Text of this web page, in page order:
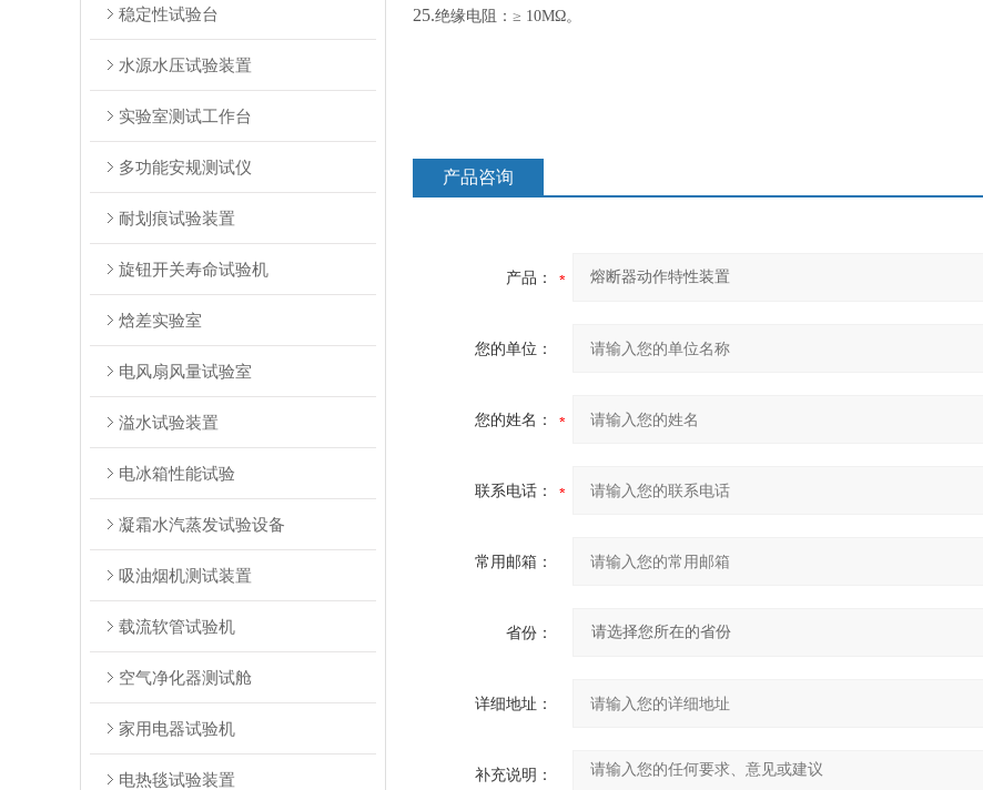
稳定性试验台
水源水压试验装置
实验室测试工作台
多功能安规测试仪
耐划痕试验装置
旋钮开关寿命试验机
焓差实验室
电风扇风量试验室
溢水试验装置
电冰箱性能试验
凝霜水汽蒸发试验设备
吸油烟机测试装置
载流软管试验机
空气净化器测试舱
家用电器试验机
电热毯试验装置
25.绝缘电阻： ≥ 10MΩ。
产品咨询
产品：
您的单位：
您的姓名：
联系电话：
常用邮箱：
省份：
详细地址：
补充说明：